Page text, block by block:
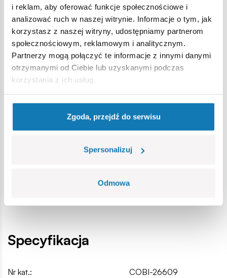
i reklam, aby oferować funkcje społecznościowe i
analizować ruch w naszej witrynie. Informacje o tym, jak
korzystasz z naszej witryny, udostępniamy partnerom
społecznościowym, reklamowym i analitycznym.
Partnerzy mogą połączyć te informacje z innymi danymi
otrzymanymi od Ciebie lub uzyskanymi podczas
korzystania z ich usług.
Zgoda, przejdź do serwisu
Spersonalizuj
Odmowa
w pełni kompatybilne z innymi markami klocków
konstrukcyjnych,
klocki z nadrukami nie odkształcają się i nie bledną w
czasie zabawy czy pod wpływem temperatury,
czytelna i intuicyjna instrukcja oparta na rysunkach i
ikonach,
ruchome elementy,
Wymiary modelu (dł x szer x wys): 46 cm (18,1”) x 42 cm
Specyfikacja
Nr kat.:
COBI-26609